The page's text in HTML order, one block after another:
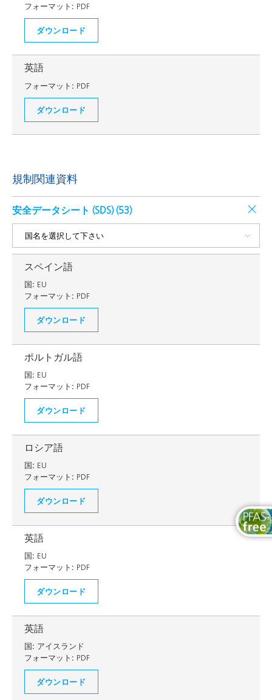
フォーマット: PDF
ダウンロード
英語
フォーマット: PDF
ダウンロード
規制関連資料
安全データシート (SDS) (53)
スペイン語
国: EU
フォーマット: PDF
ダウンロード
ポルトガル語
国: EU
フォーマット: PDF
ダウンロード
ロシア語
国: EU
フォーマット: PDF
ダウンロード
英語
国: EU
フォーマット: PDF
ダウンロード
英語
国: アイスランド
フォーマット: PDF
ダウンロード